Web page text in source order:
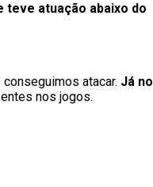
teve atuação abaixo do
atacar. Já no
nos jogos.